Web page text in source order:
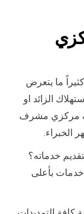
ما يتعرض
الزائد او
مركزي مشرف
الخبراء.
خدماته؟
بأعلى